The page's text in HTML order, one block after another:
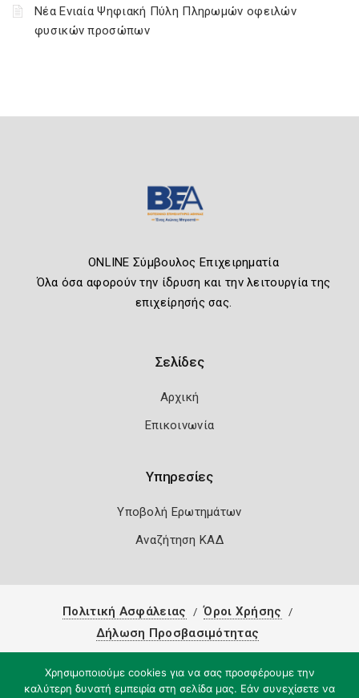
Νέα Ενιαία Ψηφιακή Πύλη Πληρωμών οφειλών
φυσικών προσώπων
ONLINE Σύμβουλος Επιχειρηματία
Όλα όσα αφορούν την ίδρυση και την λειτουργία της
επιχείρησής σας.
Σελίδες
Αρχική
Επικοινωνία
Υπηρεσίες
Υποβολή Ερωτημάτων
Αναζήτηση ΚΑΔ
Πολιτική Ασφάλειας
Όροι Χρήσης
Δήλωση Προσβασιμότητας
Χρησιμοποιούμε cookies για να σας προσφέρουμε την
καλύτερη δυνατή εμπειρία στη σελίδα μας. Εάν συνεχίσετε να